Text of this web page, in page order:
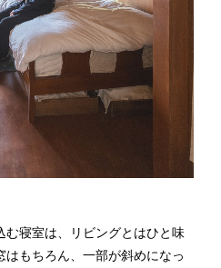
む寝室は、リビングとはひと味
もちろん、一部が斜めになっ